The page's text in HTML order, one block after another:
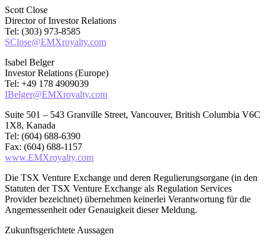
Scott Close
Director of Investor Relations
Tel: (303) 973-8585
SClose@EMXroyalty.com
Isabel Belger
Investor Relations (Europe)
Tel: +49 178 4909039
IBelger@EMXroyalty.com
Suite 501 – 543 Granville Street, Vancouver, British Columbia V6C
1X8, Kanada
Tel: (604) 688-6390
Fax: (604) 688-1157
www.EMXroyalty.com
Die TSX Venture Exchange und deren Regulierungsorgane (in den
Statuten der TSX Venture Exchange als Regulation Services
Provider bezeichnet) übernehmen keinerlei Verantwortung für die
Angemessenheit oder Genauigkeit dieser Meldung.
Zukunftsgerichtete Aussagen